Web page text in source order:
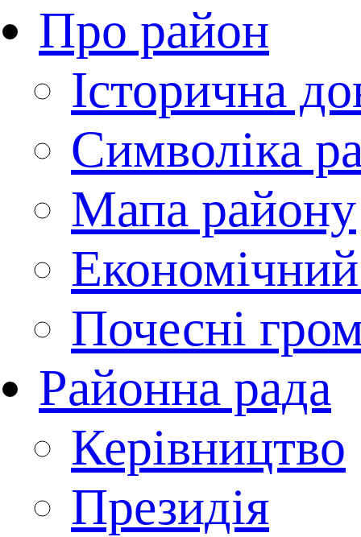
Про район
Історична
Символіка
Мапа району
Почесні
Районна рада
Керівництво
Президія